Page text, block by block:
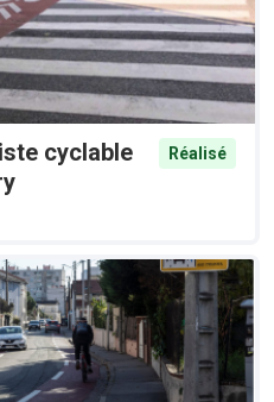
cyclable
Réalisé